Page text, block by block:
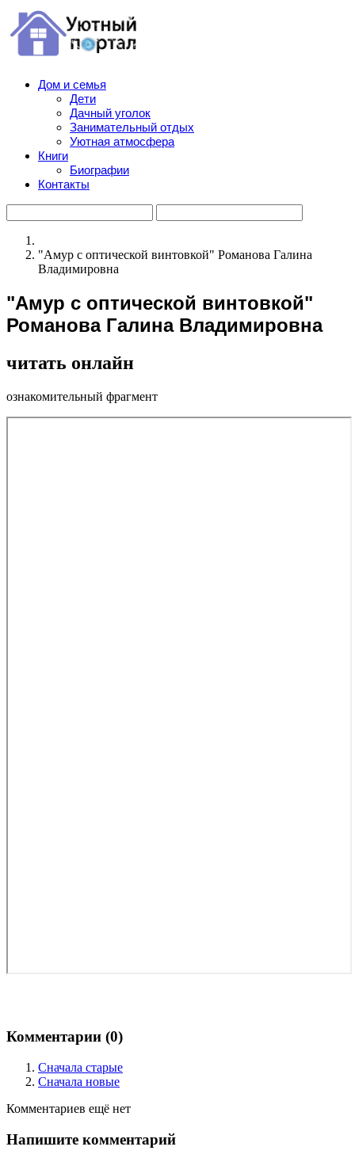
Дом и семья
Дети
Дачный уголок
Занимательный отдых
Уютная атмосфера
Книги
Биографии
Контакты
"Амур с оптической винтовкой" Романова Галина
Владимировна
"Амур с оптической винтовкой"
Романова Галина Владимировна
читать онлайн
ознакомительный фрагмент
Комментарии (0)
Сначала старые
Сначала новые
Комментариев ещё нет
Напишите комментарий